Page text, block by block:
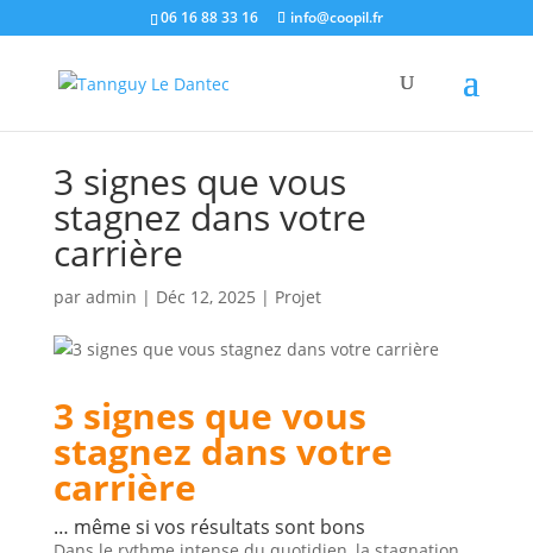
06 16 88 33 16 info@coopil.fr
3 signes que vous
stagnez dans votre
carrière
par admin | Déc 12, 2025 | Projet
3 signes que vous
stagnez dans votre
carrière
… même si vos résultats sont bons